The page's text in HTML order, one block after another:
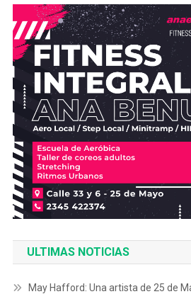
ULTIMAS NOTICIAS
May Hafford: Una artista de 25 de